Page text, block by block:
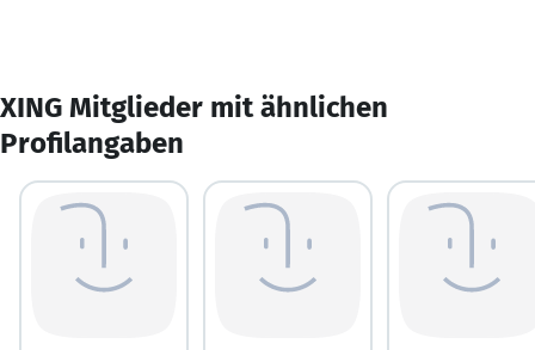
XING Mitglieder mit ähnlichen
Profilangaben